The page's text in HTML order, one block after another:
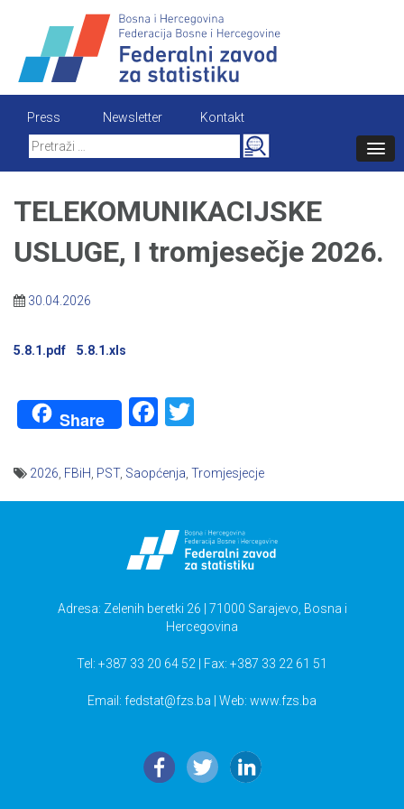
content
Press Newsletter
Kontakt
Search
for:
TELEKOMUNIKACIJSKE
USLUGE, I tromjesečje 2026.
30.04.2026
5.8.1.pdf 5.8.1.xls
Share Facebook
2026 FBiH PST, Saopćenja Tromjesjecje
Adresa: Zelenih beretki 26 | 71000 Sarajevo, Bosna i
Hercegovina
Tel: +387 33 20 64 52 | Fax: +387 33 22 61 51
Email: fedstat@fzs.ba | Web: www.fzs.ba